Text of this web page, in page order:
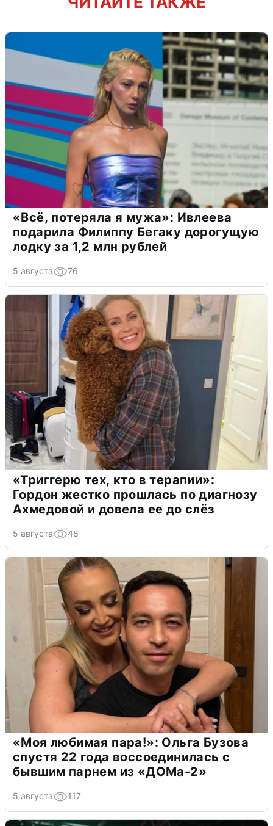
«Всё, потеряла я мужа»: Ивлеева
подарила Филиппу Бегаку дорогущую
лодку за 1,2 млн рублей
5 августа 76
«Триггерю тех, кто в терапии»:
Гордон жестко прошлась по диагнозу
Ахмедовой и довела ее до слёз
5 августа 48
«Моя любимая пара!»: Ольга Бузова
спустя 22 года воссоединилась с
бывшим парнем из «ДОМа-2»
5 августа 117